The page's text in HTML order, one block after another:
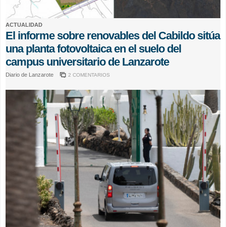
ACTUALIDAD
El informe sobre renovables del Cabildo sitúa
una planta fotovoltaica en el suelo del
campus universitario de Lanzarote
Diario de Lanzarote 2 COMENTARIOS